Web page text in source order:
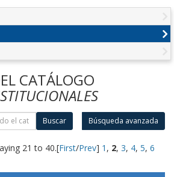
CATÁLOGO
Buscar Búsqueda avanzada
21 to 40.[First/Prev] 1 , 2, 3, 4, 5, 6